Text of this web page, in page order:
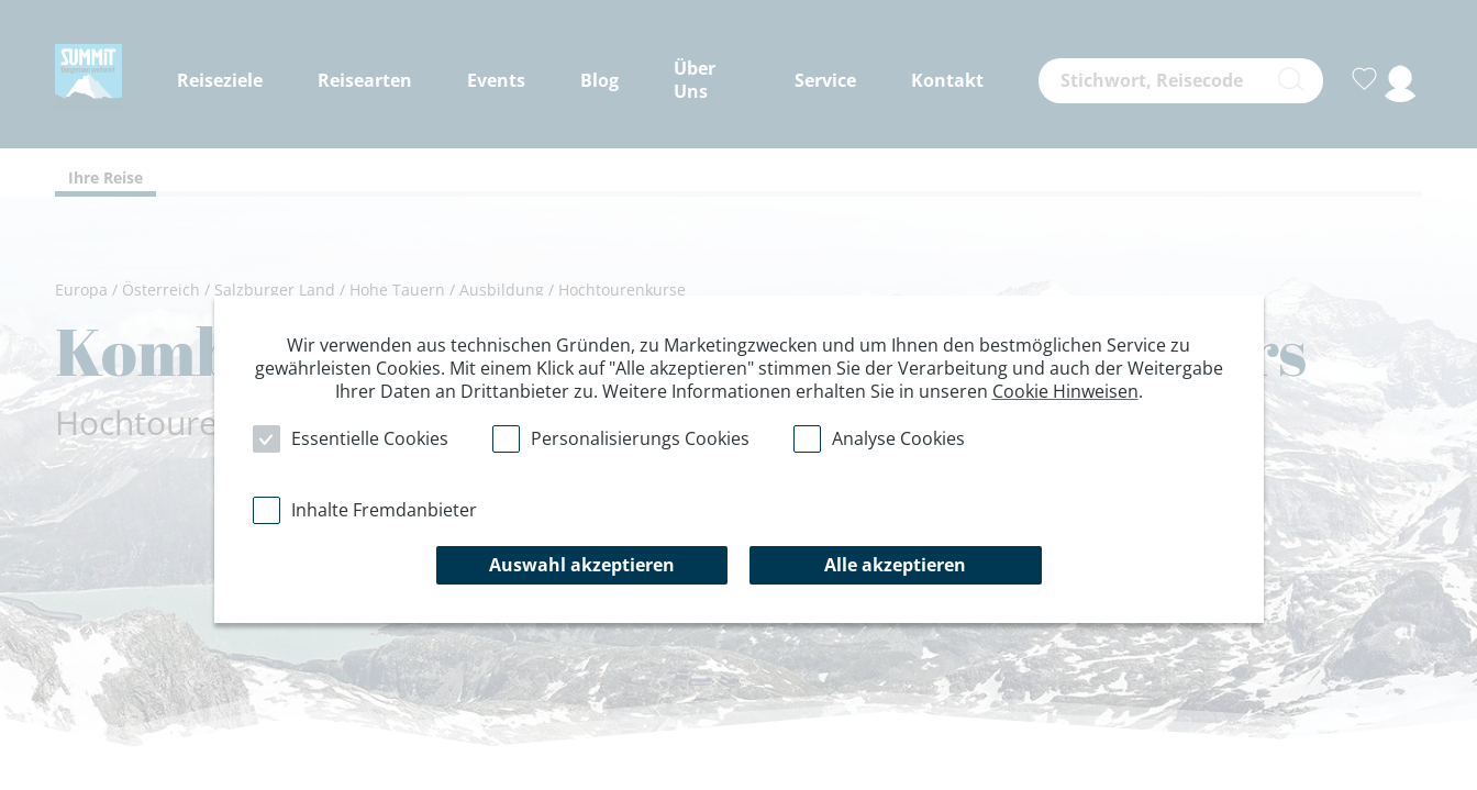
Reiseziele Reisearten Events Blog
Über
Uns
Service Kontakt
Ihre Reise
Europa / Österreich / Salzburger Land / Hohe Tauern / Ausbildung / Hochtourenkurse
Kombinierter Gletscher- und Kletterkurs
Hochtouren Kurs Level 1 auf der Rudolfshütte
Wir verwenden aus technischen Gründen, zu Marketingzwecken und um Ihnen den bestmöglichen Service zu
gewährleisten Cookies. Mit einem Klick auf "Alle akzeptieren" stimmen Sie der Verarbeitung und auch der Weitergabe
Ihrer Daten an Drittanbieter zu. Weitere Informationen erhalten Sie in unseren Cookie Hinweisen.
Essentielle Cookies
Personalisierungs Cookies Analyse Cookies
Inhalte Fremdanbieter
Auswahl akzeptieren Alle akzeptieren